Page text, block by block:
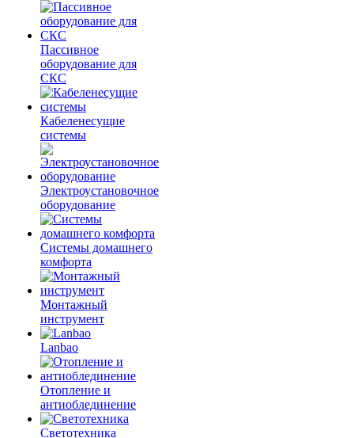
Пассивное
оборудование для
СКС
Кабеленесущие
системы
Электроустановочное
оборудование
Системы домашнего
комфорта
Монтажный
инструмент
Lanbao
Отопление и
антиоблединение
Светотехника